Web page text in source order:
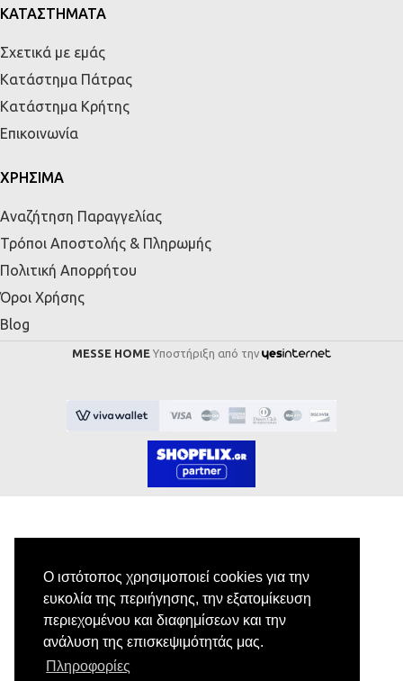
Ο ιστότοπος χρησιμοποιεί cookies για την
ευκολία της περιήγησης, την εξατομίκευση
περιεχομένου και διαφημίσεων και την
ανάλυση της επισκεψιμότητάς μας.
Πληροφορίες
ΚΑΤΑΣΤΗΜΑΤΑ
Σχετικά με εμάς
Κατάστημα Πάτρας
Κατάστημα Κρήτης
Επικοινωνία
ΧΡΗΣΙΜΑ
Αναζήτηση Παραγγελίας
Τρόποι Αποστολής & Πληρωμής
Πολιτική Απορρήτου
Όροι Χρήσης
Blog
MESSE HOME Υποστήριξη από την
Εγγραφή στο Newsletter
Κάνε εγγραφή στο newsletter μας για να
λαμβάνεις αποκλειστικές προσφορές.